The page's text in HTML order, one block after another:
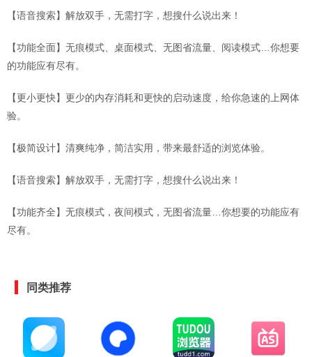
【语音搜索】解放双手，无需打字，想搜什么说出来！
【功能全面】无痕模式、桌面模式、无图省流量、阅读模式…你想要
的功能应有尽有。
【更小更快】更少的内存消耗和更快的启动速度，给你急速的上网体
验。
【极简设计】清爽纯净，简洁实用，带来最舒适的浏览体验。
【语音搜索】解放双手，无需打字，想搜什么说出来！
【功能齐全】无痕模式，夜间模式，无图省流量…你想要的功能应有
尽有。
同类推荐